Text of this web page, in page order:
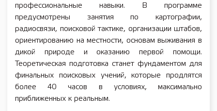
профессиональные навыки. В программе
предусмотрены занятия по картографии,
радиосвязи, поисковой тактике, организации штабов,
ориентированию на местности, основам выживания в
дикой природе и оказанию первой помощи.
Теоретическая подготовка станет фундаментом для
финальных поисковых учений, которые продлятся
более 40 часов в условиях, максимально
приближенных к реальным.